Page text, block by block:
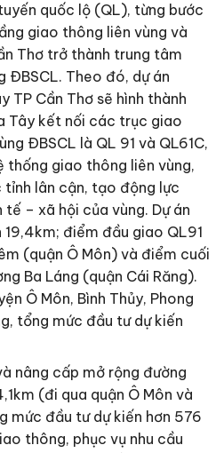
quốc lộ (QL), từng bước
giao thông liên vùng và
Thơ trở thành trung tâm
ÐBSCL. Theo đó, dự án
TP Cần Thơ sẽ hình thành
Tây kết nối các trục giao
ÐBSCL là QL 91 và QL61C,
thống giao thông liên vùng,
lân cận, tạo động lực
– xã hội của vùng. Dự án
điểm đầu giao QL91
(quận Ô Môn) và điểm cuối
Ba Láng (quận Cái Răng).
Ô Môn, Bình Thủy, Phong
tổng mức đầu tư dự kiến
nâng cấp mở rộng đường
(đi qua quận Ô Môn và
mức đầu tư dự kiến hơn 576
thông, phục vụ nhu cầu